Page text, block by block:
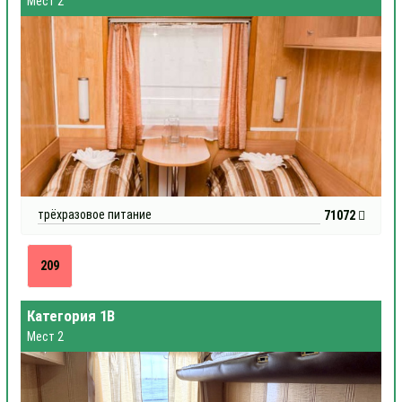
трёхразовое питание 71072
209
Категория 1В
Мест 2